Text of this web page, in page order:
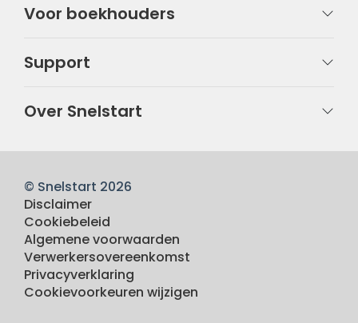
Voor boekhouders
Support
Over Snelstart
© Snelstart 2026
Disclaimer
Cookiebeleid
Algemene voorwaarden
Verwerkersovereenkomst
Privacyverklaring
Cookievoorkeuren wijzigen